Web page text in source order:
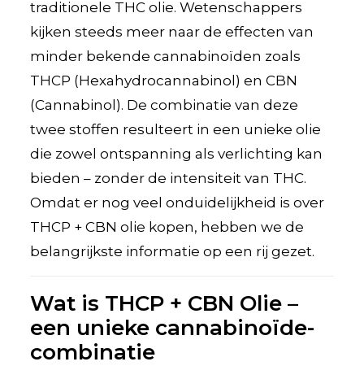
traditionele THC olie. Wetenschappers
kijken steeds meer naar de effecten van
minder bekende cannabinoïden zoals
THCP (Hexahydrocannabinol) en CBN
(Cannabinol). De combinatie van deze
twee stoffen resulteert in een unieke olie
die zowel ontspanning als verlichting kan
bieden – zonder de intensiteit van THC.
Omdat er nog veel onduidelijkheid is over
THCP + CBN olie kopen, hebben we de
belangrijkste informatie op een rij gezet.
Wat is THCP + CBN Olie –
een unieke cannabinoïde-
combinatie